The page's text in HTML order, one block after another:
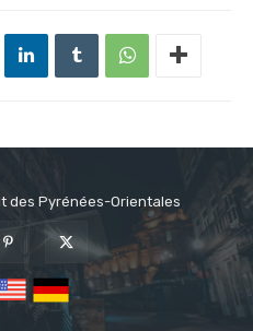
des Pyrénées-Orientales